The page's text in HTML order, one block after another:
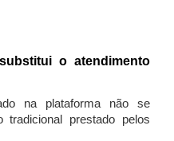
o atendimento
na plataforma não se
tradicional prestado pelos